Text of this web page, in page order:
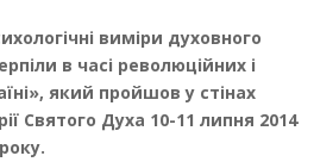
виміри духовного
в часі революційних і
який пройшов у стінах
Святого Духа 10-11 липня 2014
року.